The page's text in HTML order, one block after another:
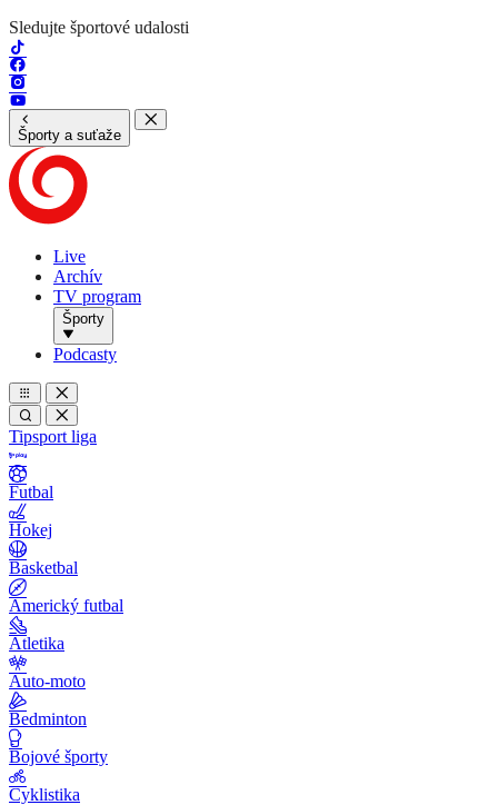
Sledujte športové udalosti
Športy a suťaže
Live
Archív
TV program
Športy
Podcasty
Tipsport liga
Futbal
Hokej
Basketbal
Americký futbal
Atletika
Auto-moto
Bedminton
Bojové športy
Cyklistika